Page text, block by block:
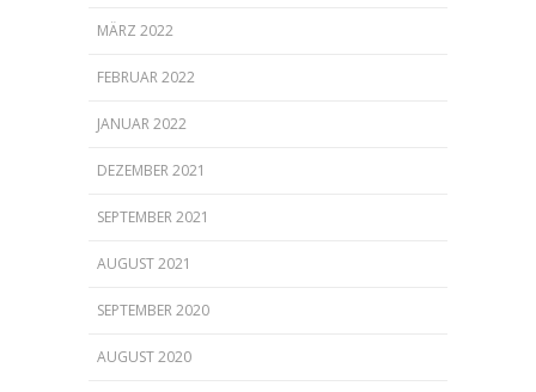
MÄRZ 2022
FEBRUAR 2022
JANUAR 2022
DEZEMBER 2021
SEPTEMBER 2021
AUGUST 2021
SEPTEMBER 2020
AUGUST 2020